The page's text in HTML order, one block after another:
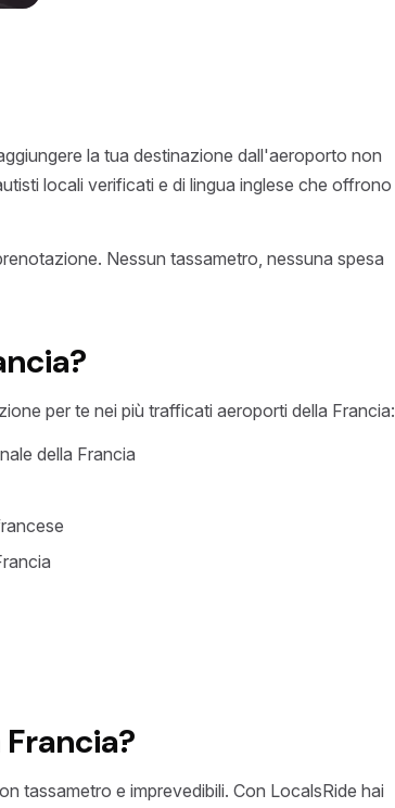
la tua destinazione dall'aeroporto non
locali verificati e di lingua inglese che offrono
Nessun tassametro, nessuna spesa
per te nei più trafficati aeroporti della Francia:
della Francia
tassametro e imprevedibili. Con LocalsRide hai